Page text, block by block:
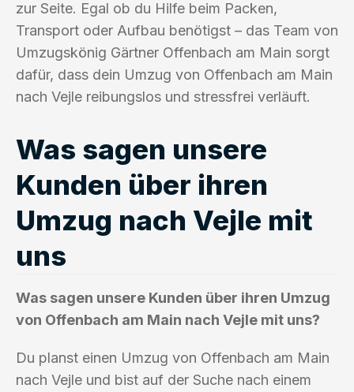
zur Seite. Egal ob du Hilfe beim Packen,
Transport oder Aufbau benötigst – das Team von
Umzugskönig Gärtner Offenbach am Main sorgt
dafür, dass dein Umzug von Offenbach am Main
nach Vejle reibungslos und stressfrei verläuft.
Was sagen unsere
Kunden über ihren
Umzug nach Vejle mit
uns
Was sagen unsere Kunden über ihren Umzug
von Offenbach am Main nach Vejle mit uns?
Du planst einen Umzug von Offenbach am Main
nach Vejle und bist auf der Suche nach einem